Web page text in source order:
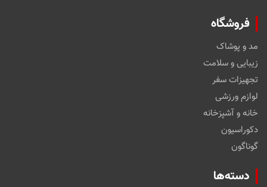
فروشگاه
مد و پوشاک
زیبایی و سلامت
تجهیزات سفر
لوازم ورزشی
خانه و آشپزخانه
دکوراسیون
گوناگون
دسته‌ها